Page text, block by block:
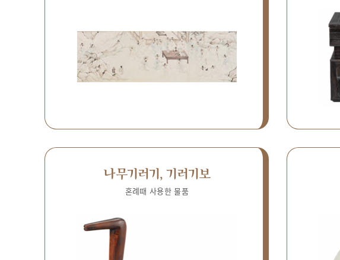
나무기러기, 기러기보
혼례때 사용한 물품